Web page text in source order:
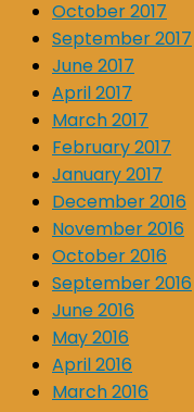
October 2017
September 2017
June 2017
April 2017
March 2017
February 2017
January 2017
December 2016
November 2016
October 2016
September 2016
June 2016
May 2016
April 2016
March 2016